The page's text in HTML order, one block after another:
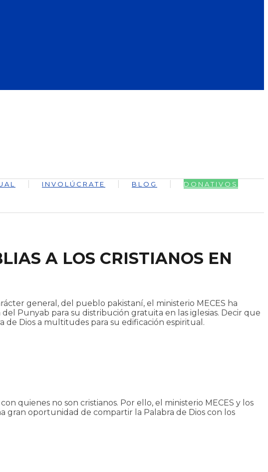
INVOLÚCRATE BLOG DONATIVOS
A LOS CRISTIANOS EN
general, del pueblo pakistaní, el ministerio MECES ha
Punyab para su distribución gratuita en las iglesias. Decir que
de Dios a multitudes para su edificación espiritual.
quienes no son cristianos. Por ello, el ministerio MECES y los
gran oportunidad de compartir la Palabra de Dios con los